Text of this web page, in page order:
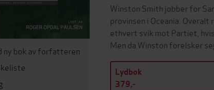
ny bok av forfatteren
Winston Smith jobber for
provinsen i Oceania.
ethvert svik mot Partiet, hvis
Men da Winston forelsker
Lydbok
379,-